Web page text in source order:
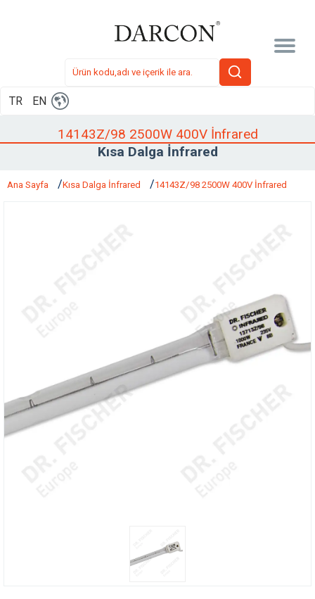
TR EN
14143Z/98 2500W 400V İnfrared
Kısa Dalga İnfrared
Ana Sayfa Kısa Dalga İnfrared 14143Z/98 2500W 400V İnfrared